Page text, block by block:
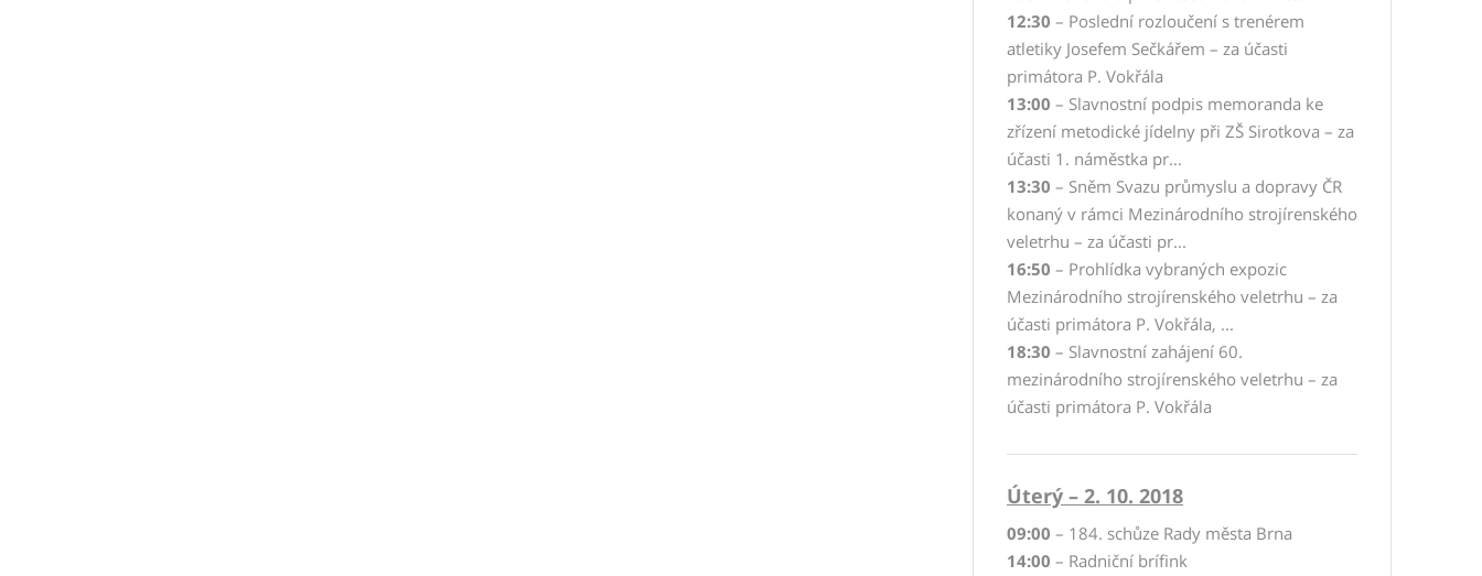
12:30 – Poslední rozloučení s trenérem
atletiky Josefem Sečkářem – za účasti
primátora P. Vokřála
13:00 – Slavnostní podpis memoranda ke
zřízení metodické jídelny při ZŠ Sirotkova – za
účasti 1. náměstka pr...
13:30 – Sněm Svazu průmyslu a dopravy ČR
konaný v rámci Mezinárodního strojírenského
veletrhu – za účasti pr...
16:50 – Prohlídka vybraných expozic
Mezinárodního strojírenského veletrhu – za
účasti primátora P. Vokřála, ...
18:30 – Slavnostní zahájení 60.
mezinárodního strojírenského veletrhu – za
účasti primátora P. Vokřála
Úterý – 2. 10. 2018
09:00 – 184. schůze Rady města Brna
14:00 – Radniční brífink